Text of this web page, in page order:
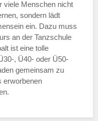
viele Menschen nicht
sondern lädt
ein. Dazu muss
an der Tanzschule
ist eine tolle
, Ü40- oder Ü50-
gemeinsam zu
erworbenen